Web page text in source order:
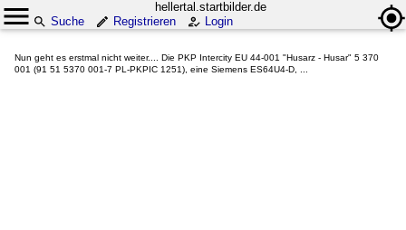
hellertal.startbilder.de
Suche
Registrieren Login
Nun geht es erstmal nicht weiter.... Die PKP Intercity EU 44-001 "Husarz - Husar" 5 370
001 (91 51 5370 001-7 PL-PKPIC 1251), eine Siemens ES64U4-D, ...